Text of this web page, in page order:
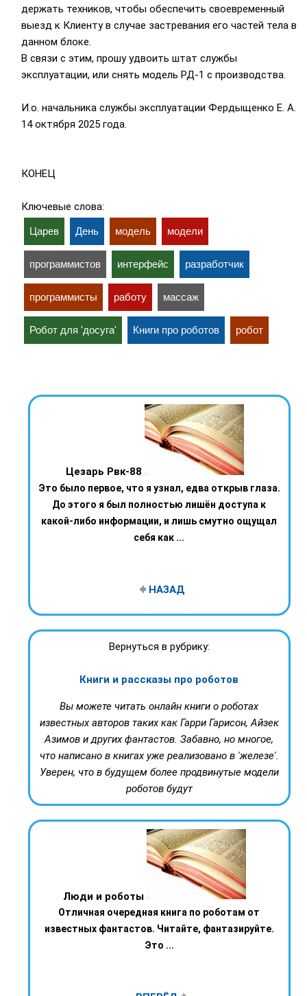
держать техников, чтобы обеспечить своевременный
выезд к Клиенту в случае застревания его частей тела в
данном блоке.
В связи с этим, прошу удвоить штат службы
эксплуатации, или снять модель РД-1 с производства.
И.о. начальника службы эксплуатации Фердыщенко Е. А.
14 октября 2025 года.
КОНЕЦ
Ключевые слова:
Царев День модель модели
программистов интерфейс разработчик
программисты работу массаж
Робот для 'досуга' Книги про роботов робот
Цезарь Рвк-88
Это было первое, что я узнал, едва открыв глаза.
До этого я был полностью лишён доступа к
какой-либо информации, и лишь смутно ощущал
себя как ...
НАЗАД
Вернуться в рубрику:
Книги и рассказы про роботов
Вы можете читать онлайн книги о роботах
известных авторов таких как Гарри Гарисон, Айзек
Азимов и других фантастов. Забавно, но многое,
что написано в книгах уже реализовано в 'железе'.
Уверен, что в будущем более продвинутые модели
роботов будут
Люди и роботы
Отличная очередная книга по роботам от
известных фантастов. Читайте, фантазируйте.
Это ...